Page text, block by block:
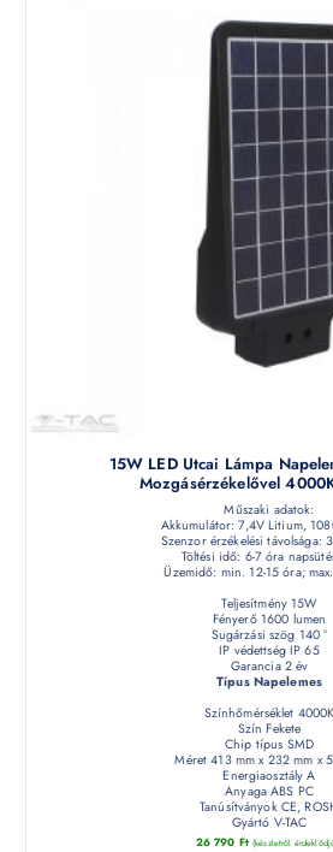
15W LED Utcai Lámpa
Mozgásérzékelővel
Műszaki adatok:
Akkumulátor: 7,4V Litium,
Szenzor érzékelési távolsága:
Töltési idő: 6-7 óra
Üzemidő: min. 12-15 óra;
Teljesítmény 15W
Fényerő 1600 lumen
Sugárzási szög 140 °
IP védettség IP 65
Garancia 2 év
Típus Napelemes
Színhőmérséklet 4000K
Szín Fekete
Chip típus SMD
Méret 413 mm x 232 mm x
Energiaosztály A
Anyaga ABS PC
Tanúsítványok CE,
Gyártó V-TAC
26 790 Ft (készletről